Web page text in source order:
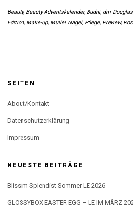
Beauty, Beauty Adventskalender, Budni, dm, Douglas,
Edition, Make-Up, Müller, Nägel, Pflege, Preview,
SEITEN
About/Kontakt
Datenschutzerklärung
Impressum
NEUESTE BEITRÄGE
Blissim Splendist Sommer LE 2026
GLOSSYBOX EASTER EGG – LE IM MÄRZ